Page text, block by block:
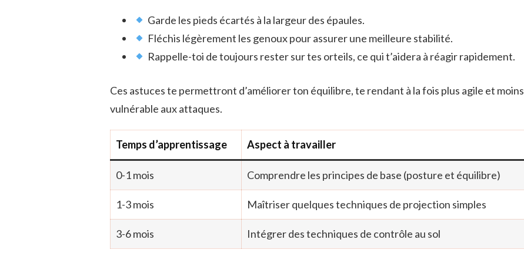
Garde les pieds écartés à la largeur des épaules.
Fléchis légèrement les genoux pour assurer une meilleure stabilité.
Rappelle-toi de toujours rester sur tes orteils, ce qui t’aidera à réagir rapidement.
Ces astuces te permettront d’améliorer ton équilibre, te rendant à la fois plus agile et moins
vulnérable aux attaques.
Temps d’apprentissage Aspect à travailler
0-1 mois Comprendre les principes de base (posture et équilibre)
1-3 mois Maîtriser quelques techniques de projection simples
3-6 mois Intégrer des techniques de contrôle au sol